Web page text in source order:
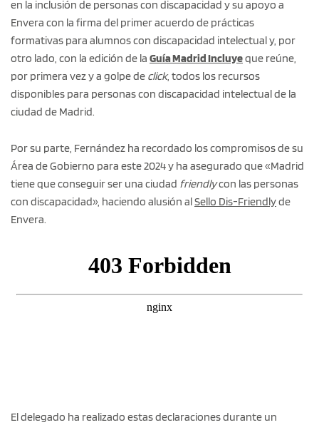
en la inclusión de personas con discapacidad y su apoyo a
Envera con la firma del primer acuerdo de prácticas
formativas para alumnos con discapacidad intelectual y, por
otro lado, con la edición de la Guía Madrid Incluyeque reúne,
por primera vez y a golpe de click, todos los recursos
disponibles para personas con discapacidad intelectual de la
ciudad de Madrid.
Por su parte, Fernández ha recordado los compromisos de su
Área de Gobierno para este 2024 y ha asegurado que «Madrid
tiene que conseguir ser una ciudad friendlycon las personas
con discapacidad», haciendo alusión alSello Dis-Friendlyde
Envera.
El delegado ha realizado estas declaraciones durante un